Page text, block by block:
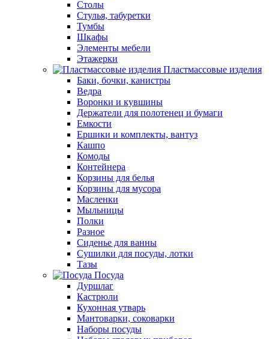
Столы
Стулья, табуретки
Тумбы
Шкафы
Элементы мебели
Этажерки
Пластмассовые изделия
Баки, бочки, канистры
Ведра
Воронки и кувшины
Держатели для полотенец и бумаги
Емкости
Ершики и комплекты, вантуз
Кашпо
Комоды
Контейнера
Корзины для белья
Корзины для мусора
Масленки
Мыльницы
Полки
Разное
Сиденье для ванны
Сушилки для посуды, лотки
Тазы
Посуда
Дуршлаг
Кастрюли
Кухонная утварь
Мантоварки, соковарки
Наборы посуды